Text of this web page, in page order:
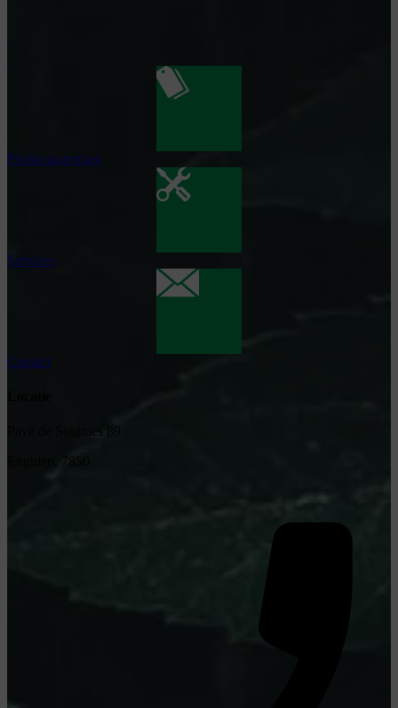
Productaanvraag
Services
Contact
Pavé de Soignies 89
Enghien, 7850